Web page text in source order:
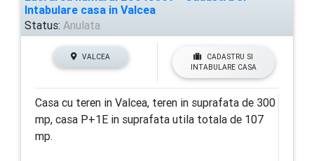
Intabulare casa in Valcea
Status: Anulata
VALCEA
CADASTRU SI
INTABULARE CASA
Casa cu teren in Valcea, teren in suprafata de 300
mp, casa P+1E in suprafata utila totala de 107
mp.